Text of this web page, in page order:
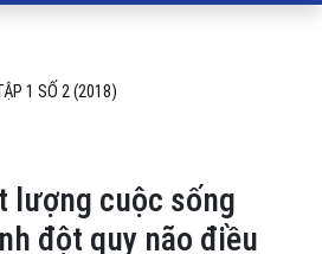
1 SỐ 2 (2018)
lượng cuộc sống
đột quy não điều